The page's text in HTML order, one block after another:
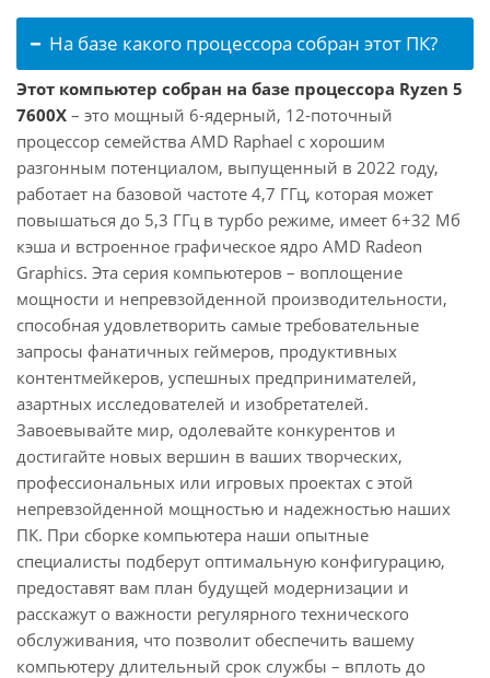
На базе какого процессора собран этот ПК?
Этот компьютер собран на базе процессора Ryzen 5
7600X – это мощный 6-ядерный, 12-поточный
процессор семейства AMD Raphael с хорошим
разгонным потенциалом, выпущенный в 2022 году,
работает на базовой частоте 4,7 ГГц, которая может
повышаться до 5,3 ГГц в турбо режиме, имеет 6+32 Мб
кэша и встроенное графическое ядро AMD Radeon
Graphics. Эта серия компьютеров – воплощение
мощности и непревзойденной производительности,
способная удовлетворить самые требовательные
запросы фанатичных геймеров, продуктивных
контентмейкеров, успешных предпринимателей,
азартных исследователей и изобретателей.
Завоевывайте мир, одолевайте конкурентов и
достигайте новых вершин в ваших творческих,
профессиональных или игровых проектах с этой
непревзойденной мощностью и надежностью наших
ПК. При сборке компьютера наши опытные
специалисты подберут оптимальную конфигурацию,
предоставят вам план будущей модернизации и
расскажут о важности регулярного технического
обслуживания, что позволит обеспечить вашему
компьютеру длительный срок службы – вплоть до